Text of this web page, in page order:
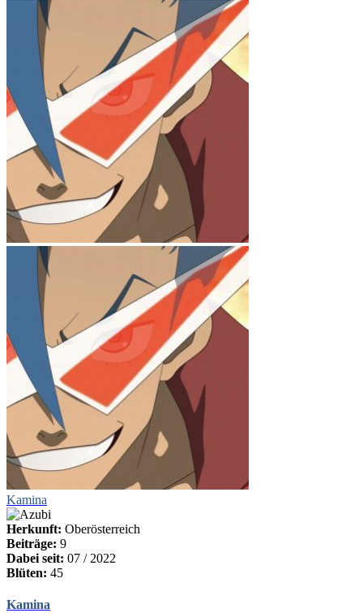
Kamina
Herkunft: Oberösterreich
Beiträge: 9
Dabei seit: 07 / 2022
Blüten: 45
Kamina